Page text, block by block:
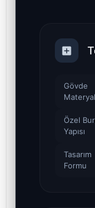
Gövde
Özel
Yapısı
Tasarım
Formu